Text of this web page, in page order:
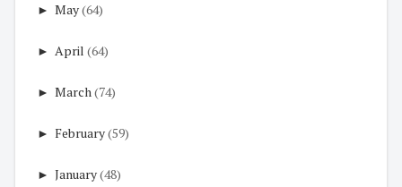
► May(64)
► April (64)
► March(74)
► February(59)
► January(48)